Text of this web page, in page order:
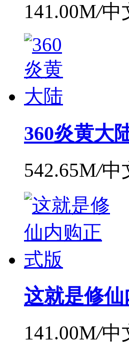
141.00M/中
360炎黄大
542.65M/中
这就是修
141.00M/中